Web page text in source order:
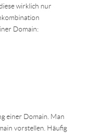
wirklich nur
Domain:
einer Domain. Man
vorstellen. Häufig